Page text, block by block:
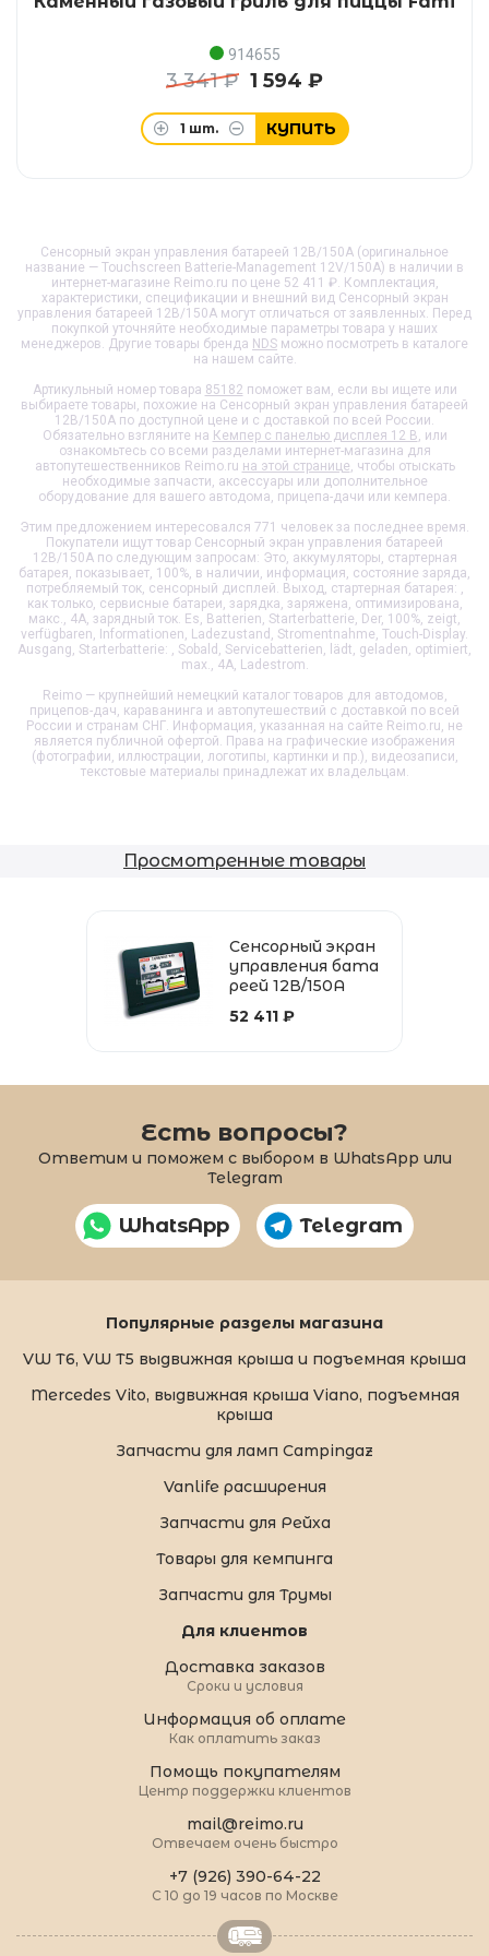
914655
3 341 ₽ 1 594 ₽
1 шт. КУПИТЬ
Сенсорный экран управления батареей 12В/150А (оригинальное
название — Touchscreen Batterie-Management 12V/150A) в наличии в
интернет-магазине Reimo.ru по цене 52 411 ₽. Комплектация,
характеристики, спецификации и внешний вид Сенсорный экран
управления батареей 12В/150А могут отличаться от заявленных. Перед
покупкой уточняйте необходимые параметры товара у наших
менеджеров. Другие товары бренда NDS можно посмотреть в каталоге
на нашем сайте.
Артикульный номер товара 85182 поможет вам, если вы ищете или
выбираете товары, похожие на Сенсорный экран управления батареей
12В/150А по доступной цене и с доставкой по всей России.
Обязательно взгляните на Кемпер с панелью дисплея 12 В , или
ознакомьтесь со всеми разделами интернет-магазина для
автопутешественников Reimo.ru на этой странице , чтобы отыскать
необходимые запчасти, аксессуары или дополнительное
оборудование для вашего автодома, прицепа-дачи или кемпера.
Этим предложением интересовался 771 человек за последнее время.
Покупатели ищут товар Сенсорный экран управления батареей
12В/150Апо следующим запросам: Это, аккумуляторы, стартерная
батарея, показывает, 100%, в наличии, информация, состояние заряда,
потребляемый ток, сенсорный дисплей. Выход, стартерная батарея: ,
как только, сервисные батареи, зарядка, заряжена, оптимизирована,
макс., 4А, зарядный ток. Es, Batterien, Starterbatterie, Der, 100%, zeigt,
verfügbaren, Informationen, Ladezustand, Stromentnahme, Touch-Display.
Ausgang, Starterbatterie: , Sobald, Servicebatterien, lädt, geladen, optimiert,
max., 4A, Ladestrom.
Reimo — крупнейший немецкий каталог товаров для автодомов,
прицепов-дач, караванинга и автопутешествий с доставкой по всей
России и странам СНГ. Информация, указанная на сайте Reimo.ru, не
является публичной офертой. Права на графические изображения
(фотографии, иллюстрации, логотипы, картинки и пр.), видеозаписи,
текстовые материалы принадлежат их владельцам.
Просмотренные товары
Сенсорный экран
управления бата
реей 12В/150А
52 411 ₽
Есть вопросы?
Ответим и поможем с выбором в WhatsApp или
Telegram
WhatsApp Telegram
Популярные разделы магазина
VW T6, VW T5 выдвижная крыша и подъемная крыша
Mercedes Vito, выдвижная крыша Viano, подъемная
крыша
Запчасти для ламп Campingaz
Vanlife расширения
Запчасти для Рейха
Товары для кемпинга
Запчасти для Трумы
Для клиентов
Доставка заказов
Сроки и условия
Информация об оплате
Как оплатить заказ
Помощь покупателям
Центр поддержки клиентов
mail@reimo.ru
Отвечаем очень быстро
+7 (926) 390-64-22
С 10 до 19 часов по Москве